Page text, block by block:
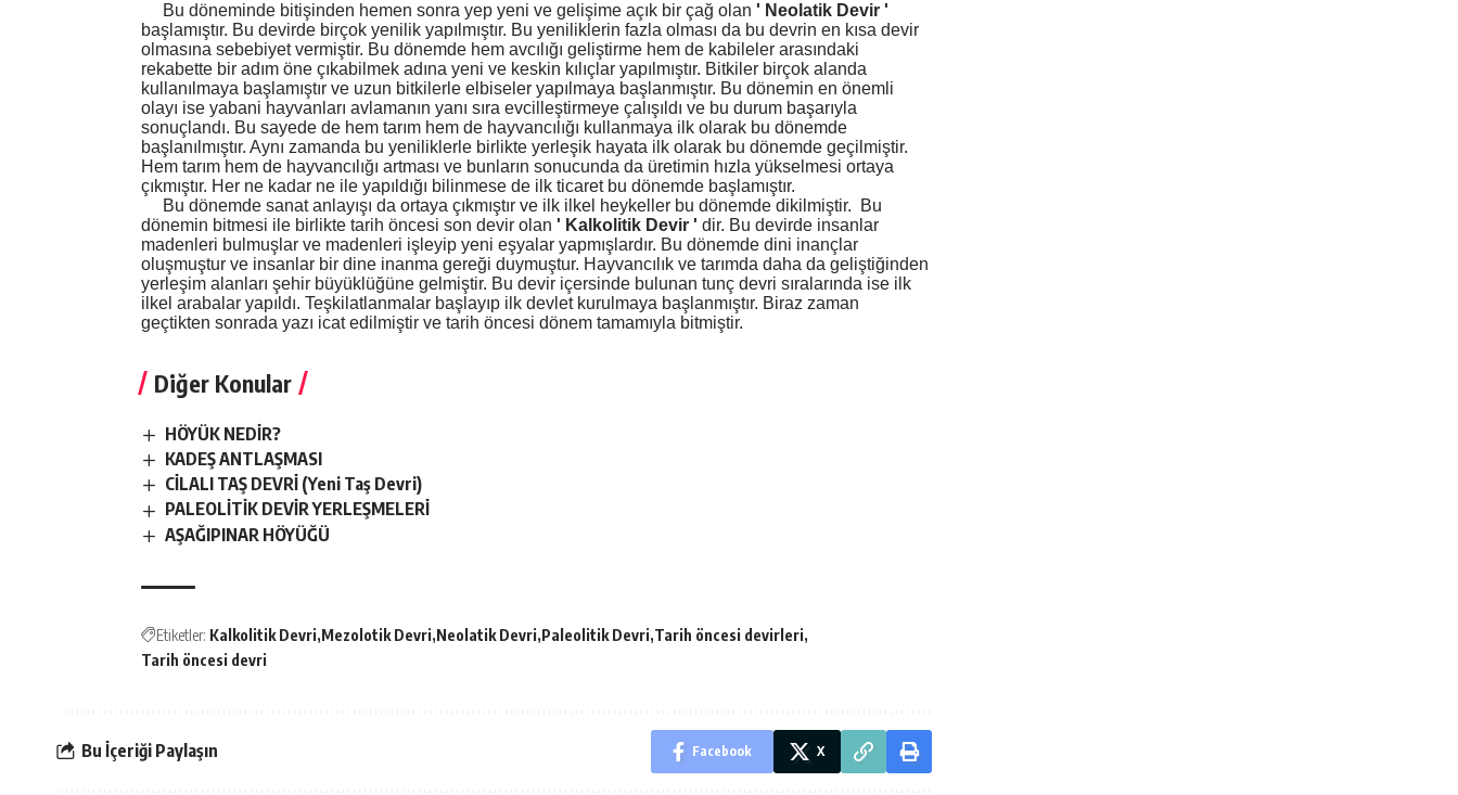
Bu döneminde bitişinden hemen sonra yep yeni ve gelişime açık bir çağ olan ' Neolatik Devir '
başlamıştır. Bu devirde birçok yenilik yapılmıştır. Bu yeniliklerin fazla olması da bu devrin en kısa devir
olmasına sebebiyet vermiştir. Bu dönemde hem avcılığı geliştirme hem de kabileler arasındaki
rekabette bir adım öne çıkabilmek adına yeni ve keskin kılıçlar yapılmıştır. Bitkiler birçok alanda
kullanılmaya başlamıştır ve uzun bitkilerle elbiseler yapılmaya başlanmıştır. Bu dönemin en önemli
olayı ise yabani hayvanları avlamanın yanı sıra evcilleştirmeye çalışıldı ve bu durum başarıyla
sonuçlandı. Bu sayede de hem tarım hem de hayvancılığı kullanmaya ilk olarak bu dönemde
başlanılmıştır. Aynı zamanda bu yeniliklerle birlikte yerleşik hayata ilk olarak bu dönemde geçilmiştir.
Hem tarım hem de hayvancılığı artması ve bunların sonucunda da üretimin hızla yükselmesi ortaya
çıkmıştır. Her ne kadar ne ile yapıldığı bilinmese de ilk ticaret bu dönemde başlamıştır.
Bu dönemde sanat anlayışı da ortaya çıkmıştır ve ilk ilkel heykeller bu dönemde dikilmiştir.
Bu
dönemin bitmesi ile birlikte tarih öncesi son devir olan ' Kalkolitik Devir ' dir. Bu devirde insanlar
madenleri bulmuşlar ve madenleri işleyip yeni eşyalar yapmışlardır. Bu dönemde dini inançlar
oluşmuştur ve insanlar bir dine inanma gereği duymuştur. Hayvancılık ve tarımda daha da geliştiğinden
yerleşim alanları şehir büyüklüğüne gelmiştir. Bu devir içersinde bulunan tunç devri sıralarında ise ilk
ilkel arabalar yapıldı. Teşkilatlanmalar başlayıp ilk devlet kurulmaya başlanmıştır. Biraz zaman
geçtikten sonrada yazı icat edilmiştir ve tarih öncesi dönem tamamıyla bitmiştir.
Diğer Konular
HÖYÜK NEDİR?
KADEŞ ANTLAŞMASI
CİLALI TAŞ DEVRİ (Yeni Taş Devri)
PALEOLİTİK DEVİR YERLEŞMELERİ
AŞAĞIPINAR HÖYÜĞÜ
Etiketler: Kalkolitik Devri Mezolotik Devri Neolatik Devri Paleolitik Devri Tarih öncesi devirleri
Tarih öncesi devri
Bu İçeriği Paylaşın Facebook X